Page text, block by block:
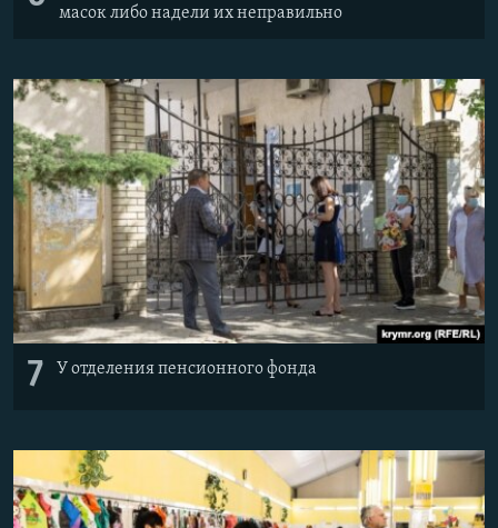
масок либо надели их неправильно
7 У отделения пенсионного фонда